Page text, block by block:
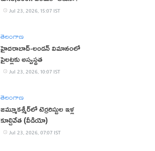
Jul 23, 2026, 15:07 IST
తెలంగాణ
హైదరాబాద్‌-లండన్‌ విమానంలో
పైలట్లకు అస్వస్థత
Jul 23, 2026, 10:07 IST
తెలంగాణ
జమ్మూకశ్మీర్‌లో టెర్రరిస్టుల ఇళ్ల
కూల్చివేత (వీడియో)
Jul 23, 2026, 07:07 IST